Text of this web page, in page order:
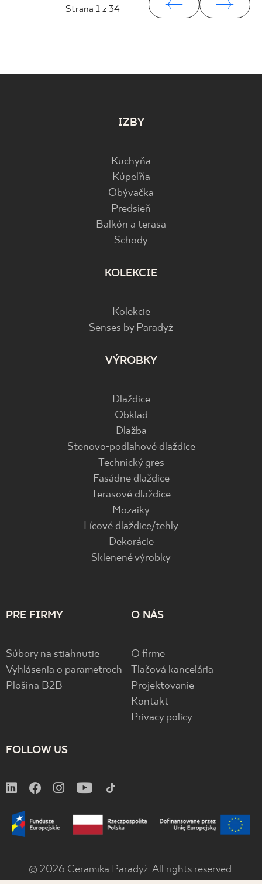
Strana 1 z 34
IZBY
Kuchyňa
Kúpeľňa
Obývačka
Predsieň
Balkón a terasa
Schody
KOLEKCIE
Kolekcie
Senses by Paradyż
VÝROBKY
Dlaždice
Obklad
Dlažba
Stenovo-podlahové dlaždice
Technický gres
Fasádne dlaždice
Terasové dlaždice
Mozaiky
Lícové dlaždice/tehly
Dekorácie
Sklenené výrobky
PRE FIRMY
Súbory na stiahnutie
Vyhlásenia o parametroch
Plošina B2B
O NÁS
O firme
Tlačová kancelária
Projektovanie
Kontakt
Privacy policy
FOLLOW US
© 2026 Ceramika Paradyż. All rights reserved.